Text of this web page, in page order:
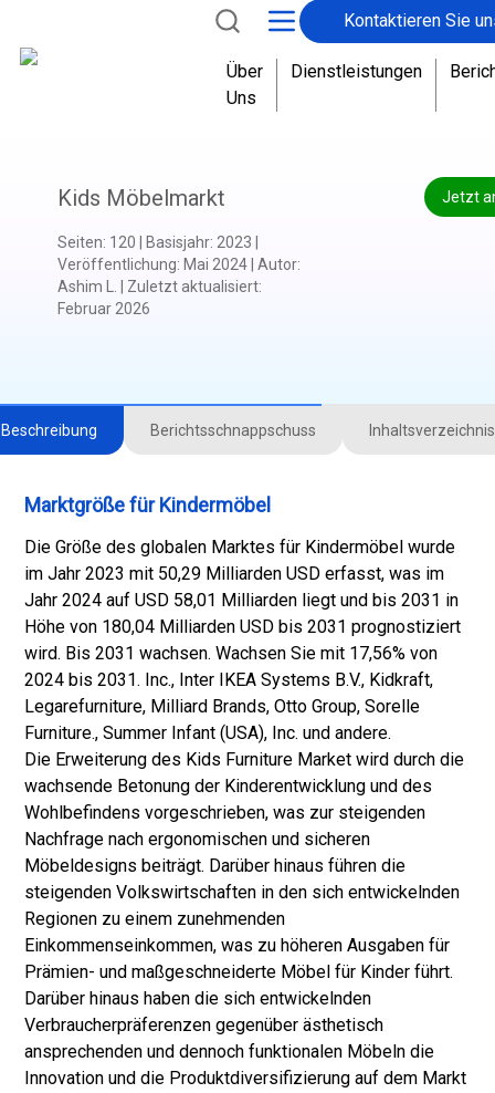
Kontaktieren Sie
Über
Uns
Dienstleistungen
Jetzt
Kids Möbelmarkt
Seiten: 120 Basisjahr: 2023
Veröffentlichung: Mai 2024| Autor:
Ashim L.
Zuletzt aktualisiert:
Februar 2026
Beschreibung Berichtsschnappschuss Inhaltsverzeichnis
Marktgröße für Kindermöbel
Die Größe des globalen Marktes für Kindermöbel wurde
im Jahr 2023 mit 50,29 Milliarden USD erfasst, was im
Jahr 2024 auf USD 58,01 Milliarden liegt und bis 2031 in
Höhe von 180,04 Milliarden USD bis 2031 prognostiziert
wird. Bis 2031 wachsen. Wachsen Sie mit 17,56% von
2024 bis 2031. Inc., Inter IKEA Systems B.V., Kidkraft,
Legarefurniture, Milliard Brands, Otto Group, Sorelle
Furniture., Summer Infant (USA), Inc. und andere.
Die Erweiterung des Kids Furniture Market wird durch die
wachsende Betonung der Kinderentwicklung und des
Wohlbefindens vorgeschrieben, was zur steigenden
Nachfrage nach ergonomischen und sicheren
Möbeldesigns beiträgt. Darüber hinaus führen die
steigenden Volkswirtschaften in den sich entwickelnden
Regionen zu einem zunehmenden
Einkommenseinkommen, was zu höheren Ausgaben für
Prämien- und maßgeschneiderte Möbel für Kinder führt.
Darüber hinaus haben die sich entwickelnden
Verbraucherpräferenzen gegenüber ästhetisch
ansprechenden und dennoch funktionalen Möbeln die
Innovation und die Produktdiversifizierung auf dem Markt